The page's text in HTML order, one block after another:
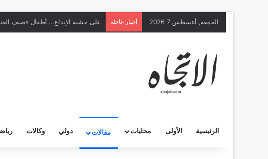
الجمعة, أغسطس 7 2026 أخبار عاجلة
الرئيسية الأولى محليات مقالات دولي وكالات